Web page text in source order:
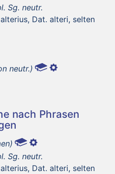
Sg. neutr.
Dat. alteri, selten
neutr.)
nach Phrasen
Sg. neutr.
Dat. alteri, selten